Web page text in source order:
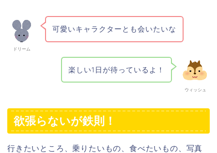
ドリーム
可愛いキャラクターとも会いたいな
ウィッシュ
楽しい1日が待っているよ！
欲張らないが鉄則！
行きたいところ、乗りたいもの、食べたいもの、写真